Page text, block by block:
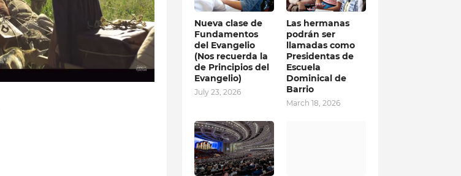
Nueva clase de
Fundamentos
del Evangelio
(Nos recuerda la
de Principios del
Evangelio)
July 23, 2026
Las hermanas
podrán ser
llamadas como
Presidentas de
Escuela
Dominical de
Barrio
March 18, 2026